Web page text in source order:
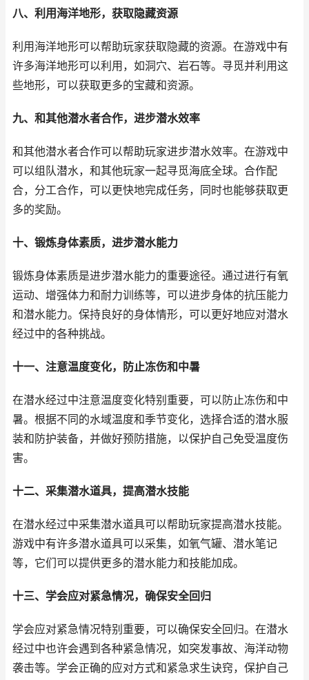
八、利用海洋地形，获取隐藏资源
利用海洋地形可以帮助玩家获取隐藏的资源。在游戏中有
许多海洋地形可以利用，如洞穴、岩石等。寻觅并利用这
些地形，可以获取更多的宝藏和资源。
九、和其他潜水者合作，进步潜水效率
和其他潜水者合作可以帮助玩家进步潜水效率。在游戏中
可以组队潜水，和其他玩家一起寻觅海底全球。合作配
合，分工合作，可以更快地完成任务，同时也能够获取更
多的奖励。
十、锻炼身体素质，进步潜水能力
锻炼身体素质是进步潜水能力的重要途径。通过进行有氧
运动、增强体力和耐力训练等，可以进步身体的抗压能力
和潜水能力。保持良好的身体情形，可以更好地应对潜水
经过中的各种挑战。
十一、注意温度变化，防止冻伤和中暑
在潜水经过中注意温度变化特别重要，可以防止冻伤和中
暑。根据不同的水域温度和季节变化，选择合适的潜水服
装和防护装备，并做好预防措施，以保护自己免受温度伤
害。
十二、采集潜水道具，提高潜水技能
在潜水经过中采集潜水道具可以帮助玩家提高潜水技能。
游戏中有许多潜水道具可以采集，如氧气罐、潜水笔记
等，它们可以提供更多的潜水能力和技能加成。
十三、学会应对紧急情况，确保安全回归
学会应对紧急情况特别重要，可以确保安全回归。在潜水
经过中也许会遇到各种紧急情况，如突发事故、海洋动物
袭击等。学会正确的应对方式和紧急求生诀窍，保护自己